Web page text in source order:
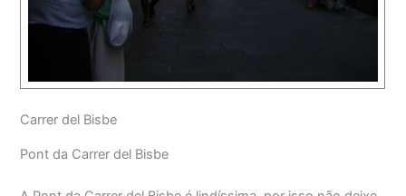
Carrer del Bisbe
Pont da Carrer del Bisbe